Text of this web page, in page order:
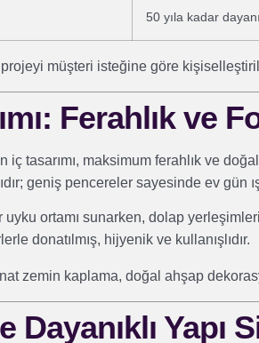
50 yıla kadar
müşteri isteğine göre
Ferahlık ve
tasarımı, maksimum ferahlık ve
geniş pencereler sayesinde ev gün
ortamı sunarken, dolap
donatılmış, hijyenik ve kullanışlıdır.
zemin kaplama, doğal ahşap
Yapı